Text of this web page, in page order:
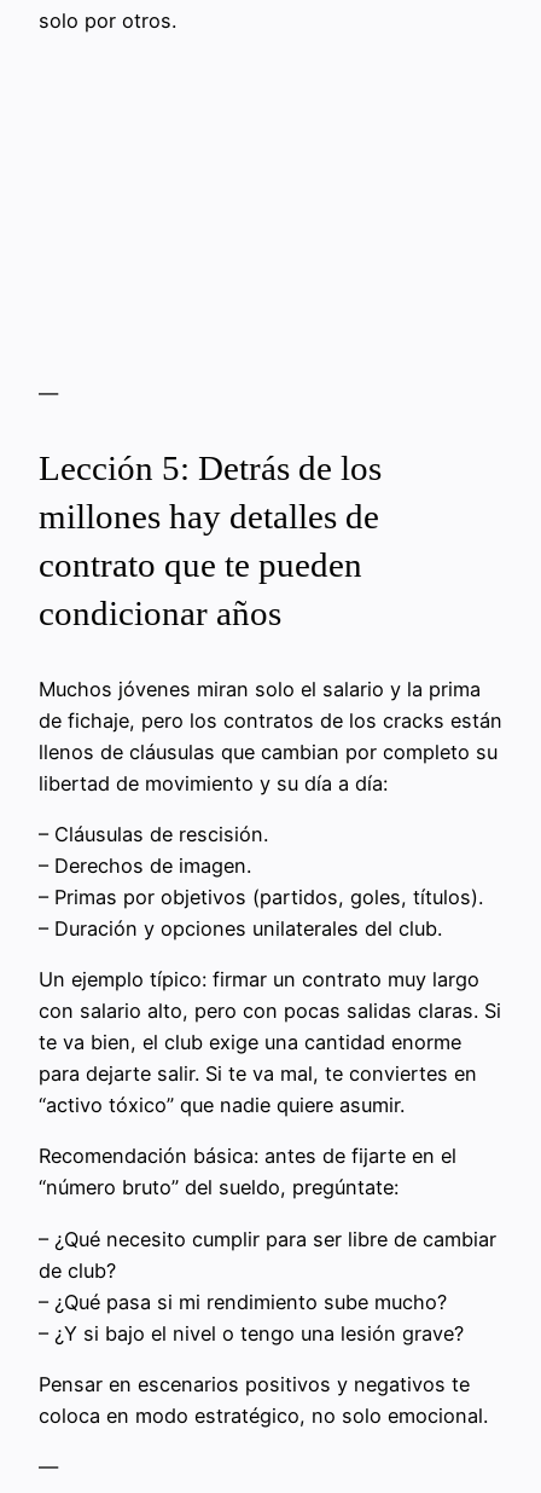
solo por otros.
—
Lección 5: Detrás de los
millones hay detalles de
contrato que te pueden
condicionar años
Muchos jóvenes miran solo el salario y la prima
de fichaje, pero los contratos de los cracks están
llenos de cláusulas que cambian por completo su
libertad de movimiento y su día a día:
– Cláusulas de rescisión.
– Derechos de imagen.
– Primas por objetivos (partidos, goles, títulos).
– Duración y opciones unilaterales del club.
Un ejemplo típico: firmar un contrato muy largo
con salario alto, pero con pocas salidas claras. Si
te va bien, el club exige una cantidad enorme
para dejarte salir. Si te va mal, te conviertes en
“activo tóxico” que nadie quiere asumir.
Recomendación básica: antes de fijarte en el
“número bruto” del sueldo, pregúntate:
– ¿Qué necesito cumplir para ser libre de cambiar
de club?
– ¿Qué pasa si mi rendimiento sube mucho?
– ¿Y si bajo el nivel o tengo una lesión grave?
Pensar en escenarios positivos y negativos te
coloca en modo estratégico, no solo emocional.
—